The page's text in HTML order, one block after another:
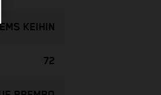
EMS KEIHIN
72